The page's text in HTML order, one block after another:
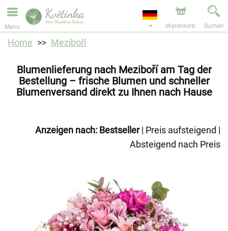
Bestellungen über unseren Onlineshop nehmen wir gerne
entgegen. Der frühestmögliche Liefertermin ist ab dem
11.08.2026 aufgrund von Betriebsurlaub.
Menu Warenkorb Suchen
Home Meziboří
Blumenlieferung nach Meziboří am Tag der
Bestellung – frische Blumen und schneller
Blumenversand direkt zu Ihnen nach Hause
Anzeigen nach: Bestseller| Preis aufsteigend |
Absteigend nach Preis